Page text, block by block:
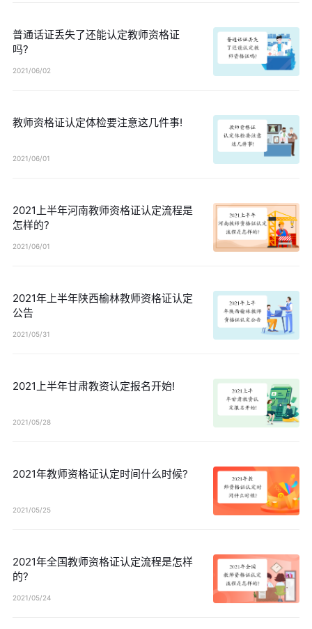
普通话证丢失了还能认定教师资格证
吗?
2021/06/02
教师资格证认定体检要注意这几件事!
2021/06/01
2021上半年河南教师资格证认定流程是
怎样的?
2021/06/01
2021年上半年陕西榆林教师资格证认定
公告
2021/05/31
2021上半年甘肃教资认定报名开始!
2021/05/28
2021年教师资格证认定时间什么时候?
2021/05/25
2021年全国教师资格证认定流程是怎样
的?
2021/05/24